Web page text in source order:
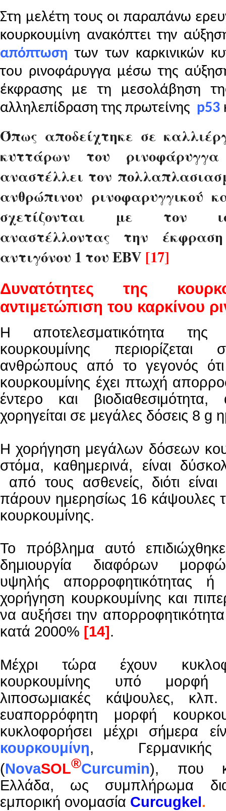
Στη μελέτη τους οι παραπάνω
κουρκουμίνη ανακόπτει την
απόπτωση των των καρκινικών
του ρινοφάρυγγα μέσω της
έκφρασης με τη μεσολάβηση
αλληλεπίδραση της πρωτείνης p53
Όπως αποδείχτηκε σε
κυττάρων του
αναστέλλει τον
ανθρώπινου ρινοφαρυγγικού
σχετίζονται με τον
αναστέλλοντας την
αντιγόνου 1 του EBV [17]
Δυνατότητες της
αντιμετώπιση του καρκίνου
Η αποτελεσματικότητα
κουρκουμίνης περιορίζεται
ανθρώπους από το γεγονός
κουρκουμίνης έχει πτωχή
έντερο και
χορηγείται σε μεγάλες δόσεις 8 g
Η χορήγηση μεγάλων δόσεων
στόμα, καθημερινά, είναι
από τους ασθενείς, διότι
πάρουν ημερησίως 16 κάψουλες
κουρκουμίνης.
To πρόβλημα αυτό
δημιουργία διαφόρων
υψηλής απορροφητικότητας
χορήγηση κουρκουμίνης και
να αυξήσει την
κατά 2000% [14].
Μέχρι τώρα έχουν
κουρκουμίνης υπό μορφή
λιποσωμιακές κάψουλες,
ευαπορρόφητη μορφή
κυκλοφορήσει μέχρι σήμερα
κουρκουμίνη, Γερμανικής
(NovaSOL®Curcumin), που
Ελλάδα, ως συμπλήρωμα
εμπορική ονομασία Curcugkel.